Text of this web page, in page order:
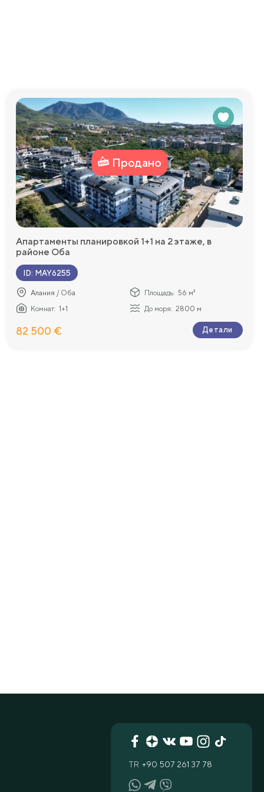
Продано
Апартаменты планировкой 1+1 на 2 этаже, в
районе Оба
ID: MAY6255
Алания / Оба Площадь: 56 м²
Комнат: 1+1 До моря: 2800 м
82 500 € Детали
TR +90 507 261 37 78